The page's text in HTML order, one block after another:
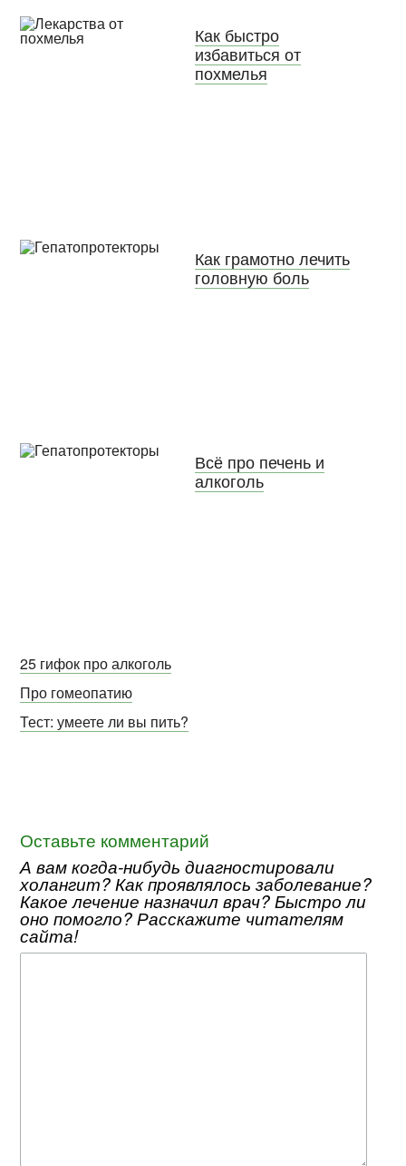
Как быстро
избавиться от
похмелья
Как грамотно лечить
головную боль
Всё про печень и
алкоголь
25 гифок про алкоголь
Про гомеопатию
Тест: умеете ли вы пить?
Оставьте комментарий
А вам когда-нибудь диагностировали
холангит? Как проявлялось заболевание?
Какое лечение назначил врач? Быстро ли
оно помогло? Расскажите читателям
сайта!